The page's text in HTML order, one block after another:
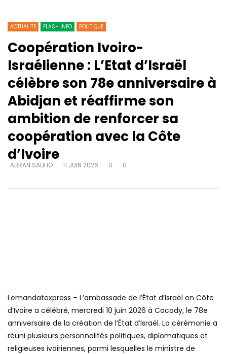
ACTUALITE FLASH INFO POLITIQUE
Coopération Ivoiro-
Israélienne : L’Etat d’Israël
célèbre son 78e anniversaire à
Abidjan et réaffirme son
ambition de renforcer sa
coopération avec la Côte
d’Ivoire
ABRAN SALIHO 11 JUIN 2026 0 0
Lemandatexpress – L’ambassade de l’État d’Israël en Côte
d’Ivoire a célébré, mercredi 10 juin 2026 à Cocody, le 78e
anniversaire de la création de l’État d’Israël. La cérémonie a
réuni plusieurs personnalités politiques, diplomatiques et
religieuses ivoiriennes, parmi lesquelles le ministre de